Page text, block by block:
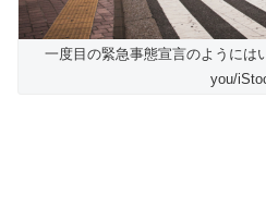
一度目の緊急事態宣言のようには
you/